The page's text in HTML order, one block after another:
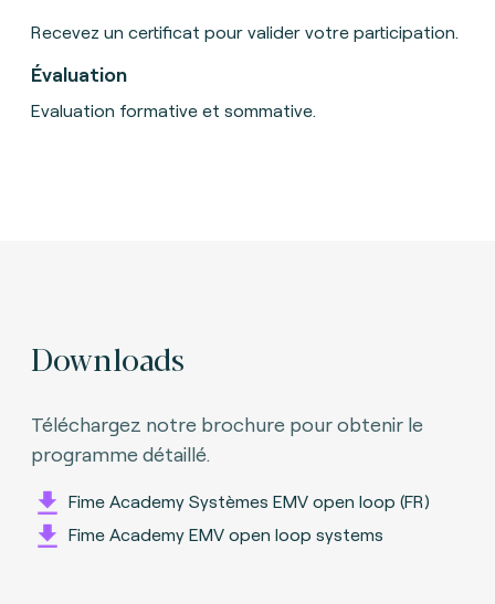
Recevez un certificat pour valider votre participation.
Évaluation
Evaluation formative et sommative.
Downloads
Téléchargez notre brochure pour obtenir le
programme détaillé.
Fime Academy Systèmes EMV open loop (FR)
Fime Academy EMV open loop systems